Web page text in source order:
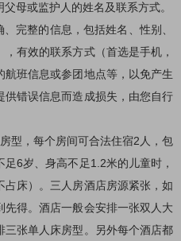
母或监护人的姓名及联系方式。
完整的信息，包括姓名、性别、
有效的联系方式（首选是手机，
班信息或参团地点等，以免产生
错误信息而造成损失，由您自行
型，每个房间可合法住宿2 人，包
足6岁、身高不足1.2米的儿童时，
床）。三人房酒店房源紧张，如
得。酒店一般会安排一张双人大
三张单人床房型。另外每个酒店都